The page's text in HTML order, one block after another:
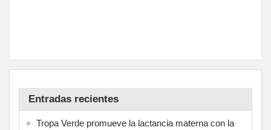
Entradas recientes
Tropa Verde promueve la lactancia materna con la